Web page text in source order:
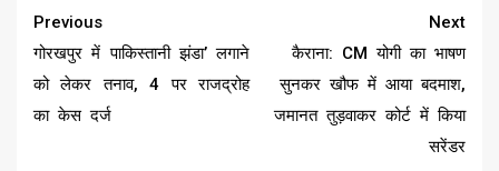
Continue
Reading
Previous
गोरखपुर में पाकिस्तानी झंडा’ लगाने
को लेकर तनाव, 4 पर राजद्रोह
का केस दर्ज
Next
कैराना: CM योगी का भाषण
सुनकर खौफ में आया बदमाश,
जमानत तुड़वाकर कोर्ट में किया
सरेंडर